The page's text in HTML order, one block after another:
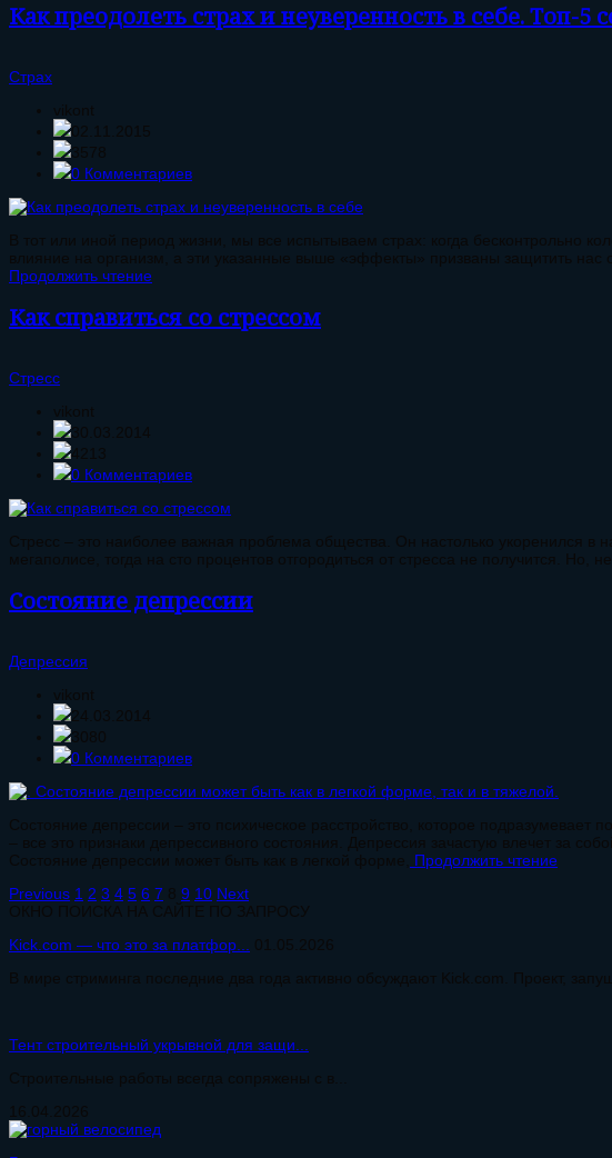
Как преодолеть страх и неуверенность в себе. Топ-5
Страх
vikont
02.11.2015
3578
0 Комментариев
В тот или иной период жизни, мы все испытываем страх: когда бесконтрольно
влияние на организм, а эти указанные выше «эффекты» призваны защитить
Продолжить чтение
Как справиться со стрессом
Стресс
vikont
30.03.2014
4213
0 Комментариев
Стресс – это наиболее важная проблема общества. Он настолько укоренился
мегаполисе, тогда на сто процентов отгородиться от стресса не получится. Но,
Состояние депрессии
Депрессия
vikont
24.03.2014
3080
0 Комментариев
Состояние депрессии – это психическое расстройство, которое
– все это признаки депрессивного состояния. Депрессия зачастую влечет за
Состояние депрессии может быть как в легкой форме,
Продолжить чтение
Previous 1 2 3 4 5 6 7 8 9 10 Next
ОКНО ПОИСКА НА САЙТЕ ПО ЗАПРОСУ
Kick.com — что это за платфор...
01.05.2026
В мире стриминга последние два года активно обсуждают Kick.com. Проект,
Тент строительный укрывной для защи...
Строительные работы всегда сопряжены с в...
16.04.2026